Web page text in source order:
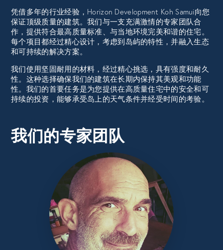
凭借多年的行业经验，Horizon Development Koh Samui向您
保证顶级质量的建筑。我们与一支充满激情的专家团队合
作，提供符合最高质量标准、与当地环境完美和谐的住宅。
每个项目都经过精心设计，考虑到岛屿的特性，并融入生态
和可持续的解决方案。
我们使用坚固耐用的材料，经过精心挑选，具有强度和耐久
性。这种选择确保我们的建筑在长期内保持其美观和功能
性。我们的首要任务是为您提供在高质量住宅中的安全和可
持续的投资，能够承受岛上的天气条件并经受时间的考验。
我们的专家团队